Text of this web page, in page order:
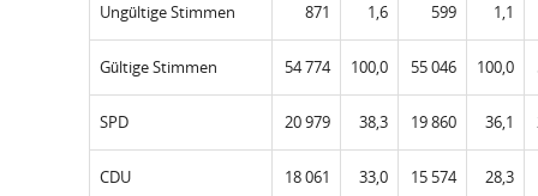
Ungültige Stimmen 871 1,6 599 1,1
Gültige Stimmen 54 774 100,0 55 046 100,0
SPD 20 979 38,3 19 860 36,1
CDU 18 061 33,0 15 574 28,3